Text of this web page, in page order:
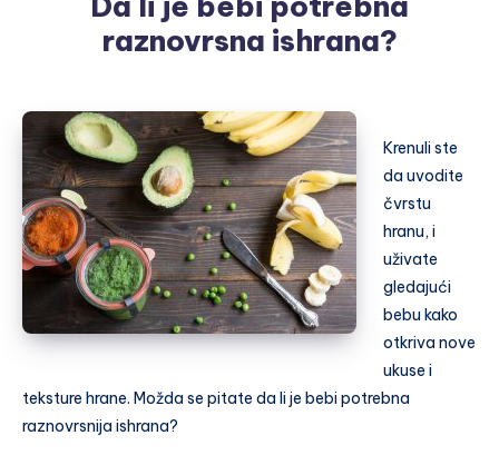
raznovrsna ishrana?
Krenuli ste
da uvodite
čvrstu
hranu, i
uživate
gledajući
bebu kako
otkriva nove
ukuse i
teksture hrane. Možda se pitate da li je bebi potrebna
raznovrsnija ishrana?